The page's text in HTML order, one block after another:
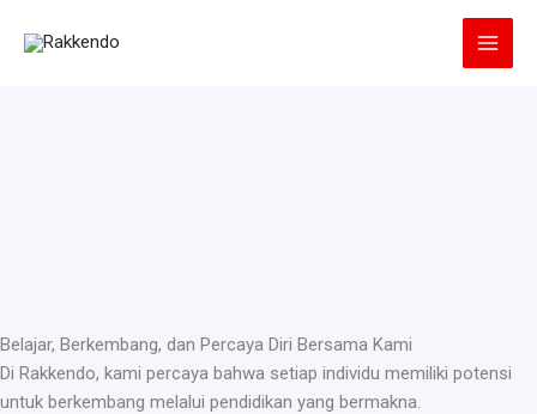
Belajar, Berkembang, dan Percaya Diri Bersama Kami
Di Rakkendo, kami percaya bahwa setiap individu memiliki potensi
untuk berkembang melalui pendidikan yang bermakna.